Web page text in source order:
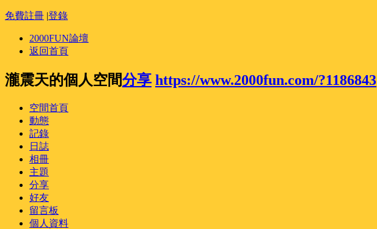
免費註冊 |登錄
2000FUN論壇
返回首頁
瀧震天的個人空間分享 https://www.2000fun.com/?1186843
空間首頁
動態
記錄
日誌
相冊
主題
分享
好友
留言板
個人資料